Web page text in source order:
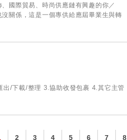
國際貿易、時尚供應鏈有興趣的你／
關係，這是一個專供給應屆畢業生與轉
/下載/整理 3.協助收發包裹 4.其它主管
2 3 4 5 6 7 8